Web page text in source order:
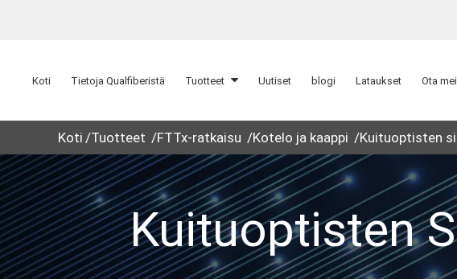
Koti Tietoja Qualfiberistä Tuotteet Uutiset blogi Lataukset Ota
Koti Tuotteet FTTx-ratkaisu Kotelo ja kaappi Kuituoptisten
Kuituoptisten